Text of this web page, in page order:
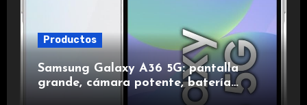
Productos
Samsung Galaxy A36 5G: pantalla
grande, cámara potente, batería
duradera y carga rápida para una